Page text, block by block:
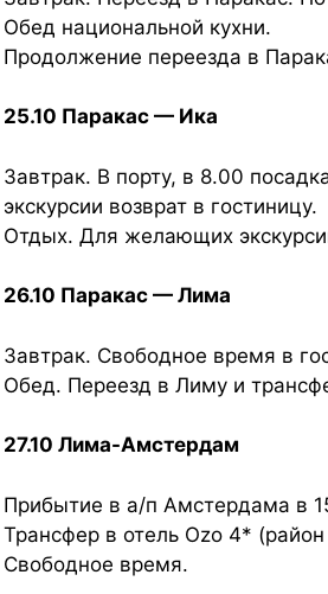
Обед национальной кухни.
Продолжение переезда в
25.10 Паракас — Ика
Завтрак. В порту, в 8.00
экскурсии возврат в гостиницу.
Отдых. Для желающих
26.10 Паракас — Лима
Завтрак. Свободное время в
Обед. Переезд в Лиму и
27.10 Лима-Амстердам
Прибытие в а/п Амстердама в
Трансфер в отель Ozo 4*
Свободное время.